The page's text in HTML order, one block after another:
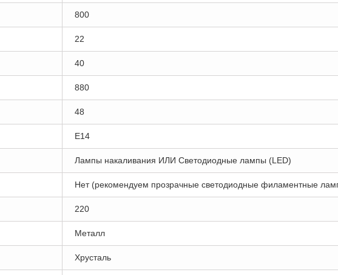
800
22
40
880
48
E14
Лампы накаливания ИЛИ Светодиодные лампы (LED)
Нет (рекомендуем прозрачные светодиодные филаментные
220
Металл
Хрусталь